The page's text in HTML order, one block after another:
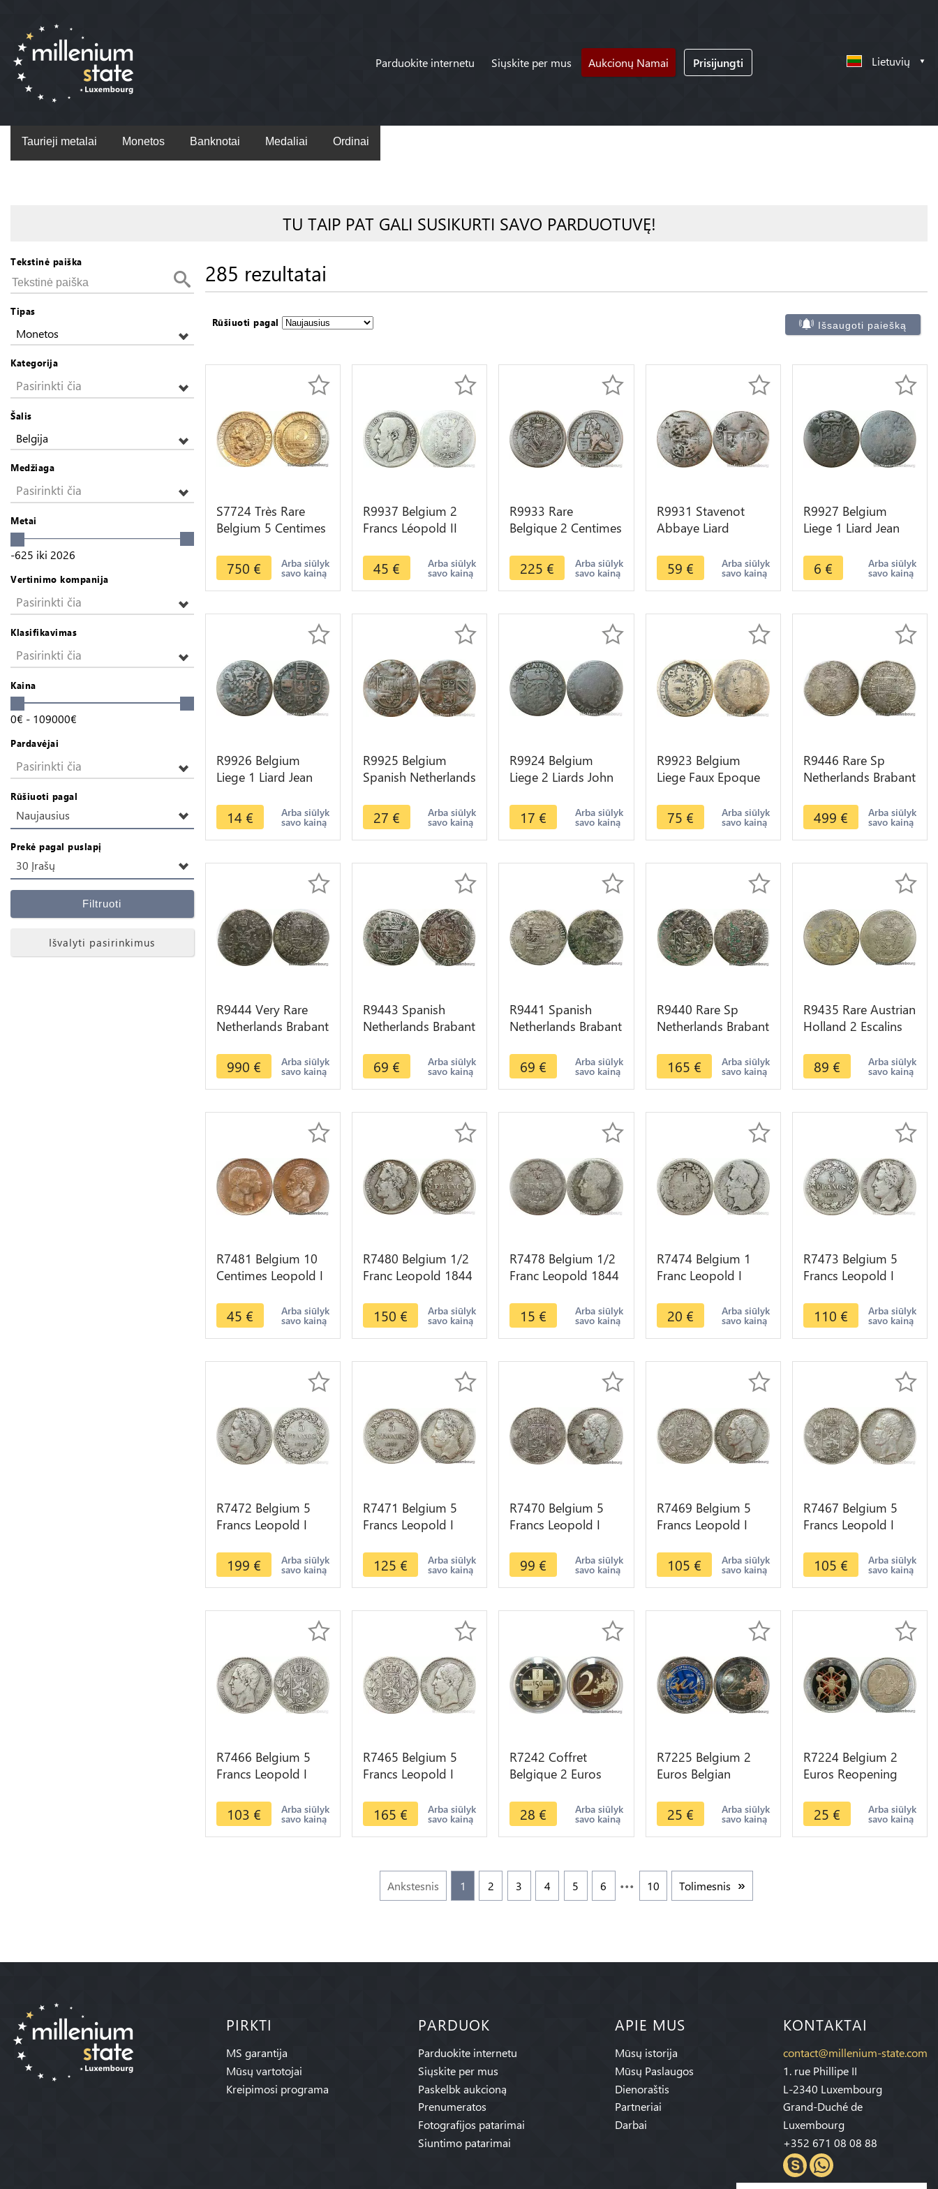
Parduokite internetu Siųskite per mus Aukcionų Namai Prisijungti Lietuvių
Taurieji metalai Monetos Banknotai Medaliai Ordinai
TU TAIP PAT GALI SUSIKURTI SAVO PARDUOTUVĘ!
Tekstinė paiška
Tipas
Monetos
Kategorija
Pasirinkti čia
Šalis
Belgija
Medžiaga
Pasirinkti čia
Metai
-625 iki 2026
Vertinimo kompanija
Pasirinkti čia
Klasifikavimas
Pasirinkti čia
Kaina
0€ - 109000€
Pardavėjai
Pasirinkti čia
Rūšiuoti pagal
Naujausius
Prekė pagal puslapį
30 Įrašų
Filtruoti
Išvalyti pasirinkimus
285 rezultatai
Rūšiuoti pagal Išsaugoti paiešką
S7724 Très Rare
Belgium 5 Centimes
PCGS MS67 ->Make
offer
750 € Arba siūlyk
savo kainą
R9937 Belgium 2
Francs Léopold II
Silver -> Make Offer
45 € Arba siūlyk
savo kainą
R9933 Rare
Belgique 2 Centimes
Point Surfrappé 1
Cent Pays Bas
225 € Arba siūlyk
savo kainą
R9931 Stavenot
Abbaye Liard
Bavière 1612 1650
Louveigné
59 € Arba siūlyk
savo kainą
R9927 Belgium
Liege 1 Liard Jean
1750 -> Make Offer
6 € Arba siūlyk
savo kainą
R9926 Belgium
Liege 1 Liard Jean
1745 -> Make Offer
14 € Arba siūlyk
savo kainą
R9925 Belgium
Spanish Netherlands
1652 Tournai ->
Make Offer
27 € Arba siūlyk
savo kainą
R9924 Belgium
Liege 2 Liards John
1752 -> Make Offer
17 € Arba siūlyk
savo kainą
R9923 Belgium
Liege Faux Epoque
John Theodore
Bavaria 1753
75 € Arba siūlyk
savo kainą
R9446 Rare Sp
Netherlands Brabant
1622 Main
Antwerpen Silver
499 € Arba siūlyk
savo kainą
R9444 Very Rare
Netherlands Brabant
IV 1654 Brussels
Silver
990 € Arba siūlyk
savo kainą
R9443 Spanish
Netherlands Brabant
1623 Lis Brussels
Silver
69 € Arba siūlyk
savo kainą
R9441 Spanish
Netherlands Brabant
1623 Lis Brussels
Silver
69 € Arba siūlyk
savo kainą
R9440 Rare Sp
Netherlands Brabant
1627 Main Antwerp
Silver
165 € Arba siūlyk
savo kainą
R9435 Rare Austrian
Holland 2 Escalins
Brugges Lion Silver
89 € Arba siūlyk
savo kainą
R7481 Belgium 10
Centimes Leopold I
Dutchess Brabant
1853 AU
45 € Arba siūlyk
savo kainą
R7480 Belgium 1/2
Franc Leopold 1844
150 € Arba siūlyk
savo kainą
R7478 Belgium 1/2
Franc Leopold 1844
15 € Arba siūlyk
savo kainą
R7474 Belgium 1
Franc Leopold I
> Make offer
20 € Arba siūlyk
savo kainą
R7473 Belgium 5
Francs Leopold I
Silver -> Make offer
110 € Arba siūlyk
savo kainą
R7472 Belgium 5
Francs Leopold I
Argent Silver ->
Make offer
199 € Arba siūlyk
savo kainą
R7471 Belgium 5
Francs Leopold I
Argent Silver ->
Make offer
125 € Arba siūlyk
savo kainą
R7470 Belgium 5
Francs Leopold I
> Make offer
99 € Arba siūlyk
savo kainą
R7469 Belgium 5
Francs Leopold I
> Make offer
105 € Arba siūlyk
savo kainą
R7467 Belgium 5
Francs Leopold I
> Make offer
105 € Arba siūlyk
savo kainą
R7466 Belgium 5
Francs Leopold I
Argent Silver ->
Make offer
103 € Arba siūlyk
savo kainą
R7465 Belgium 5
Francs Leopold I
> Make offer
165 € Arba siūlyk
savo kainą
R7242 Coffret
Belgique 2 Euros
Croix Rouge 2014
Proof BE
28 € Arba siūlyk
savo kainą
R7225 Belgium 2
Euros Belgian
2010 Colorful UNC -
> Make offer
25 € Arba siūlyk
savo kainą
R7224 Belgium 2
Euros Reopening
2006 Colorful UNC -
> Make offer
25 € Arba siūlyk
savo kainą
Ankstesnis 1 2 3 4 5 6 10 Tolimesnis
PIRKTI
MS garantija
Mūsų vartotojai
Kreipimosi programa
PARDUOK
Parduokite internetu
Siųskite per mus
Paskelbk aukcioną
Prenumeratos
Fotografijos patarimai
Siuntimo patarimai
APIE MUS
Mūsų istorija
Mūsų Paslaugos
Dienoraštis
Partneriai
Darbai
KONTAKTAI
contact@millenium-state.com
1. rue Phillipe II
L-2340 Luxembourg
Grand-Duché de
Luxembourg
+352 671 08 08 88